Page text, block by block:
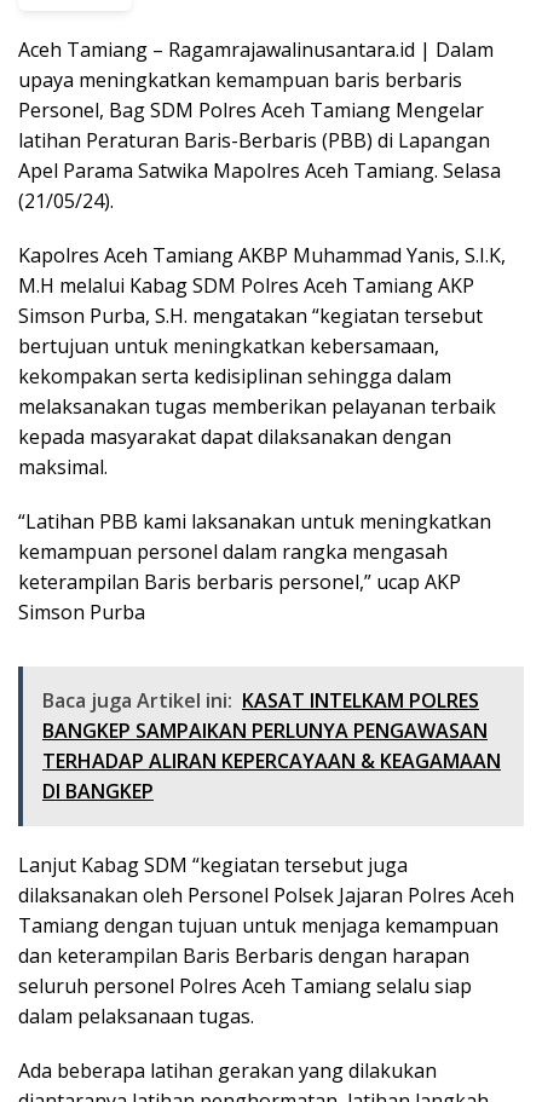
Aceh Tamiang – Ragamrajawalinusantara.id | Dalam
upaya meningkatkan kemampuan baris berbaris
Personel, Bag SDM Polres Aceh Tamiang Mengelar
latihan Peraturan Baris-Berbaris (PBB) di Lapangan
Apel Parama Satwika Mapolres Aceh Tamiang. Selasa
(21/05/24).
Kapolres Aceh Tamiang AKBP Muhammad Yanis, S.I.K,
M.H melalui Kabag SDM Polres Aceh Tamiang AKP
Simson Purba, S.H. mengatakan “kegiatan tersebut
bertujuan untuk meningkatkan kebersamaan,
kekompakan serta kedisiplinan sehingga dalam
melaksanakan tugas memberikan pelayanan terbaik
kepada masyarakat dapat dilaksanakan dengan
maksimal.
“Latihan PBB kami laksanakan untuk meningkatkan
kemampuan personel dalam rangka mengasah
keterampilan Baris berbaris personel,” ucap AKP
Simson Purba
Baca juga Artikel ini: KASAT INTELKAM POLRES
BANGKEP SAMPAIKAN PERLUNYA PENGAWASAN
TERHADAP ALIRAN KEPERCAYAAN & KEAGAMAAN
DI BANGKEP
Lanjut Kabag SDM “kegiatan tersebut juga
dilaksanakan oleh Personel Polsek Jajaran Polres Aceh
Tamiang dengan tujuan untuk menjaga kemampuan
dan keterampilan Baris Berbaris dengan harapan
seluruh personel Polres Aceh Tamiang selalu siap
dalam pelaksanaan tugas.
Ada beberapa latihan gerakan yang dilakukan